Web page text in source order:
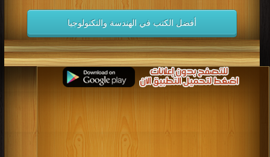
كتب 1978
كتب 1977 كتب 1976
كتب 1975
كتب 1974
كتب 1973 كتب 1972
كتب 1971
كتب 1970
كتب 1969 كتب 1968
كتب 1967
كتب 1966
كتب 1965 كتب 1964
كتب 1963
كتب 1962
كتب 1961 كتب 1960
كتب 1959
كتب 1957
كتب 1952
كتب 1951
أفضل الكتب في الهندسة والتكنولوجيا